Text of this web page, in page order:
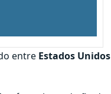
entre Estados Unidos